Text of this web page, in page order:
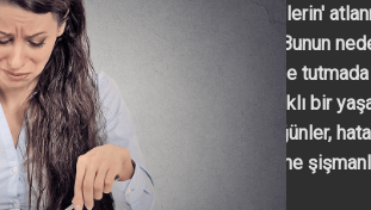
Beslenme uzmanları 'ara öğünlerin'
gerektiğine dikkat çekiyorlar. Bunun
öğünlerin kan şekerini dengede
üstlenmeleri. Ancak hem sağlıklı bir
zayıflamak için önerilen ara öğünler,
seçimlerinde zayıflatmak yerine